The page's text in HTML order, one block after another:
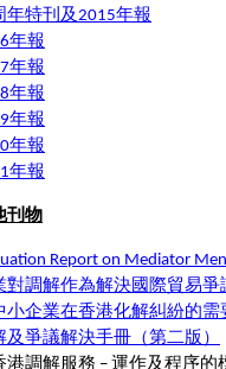
年特刊及2015年報
年報
年報
年報
年報
年報
年報
刊物
Report on Mediator
對調解作為解決國際貿易
小企業在香港化解糾紛的
及爭議解決手冊（第二版）
港調解服務 – 運作及程序